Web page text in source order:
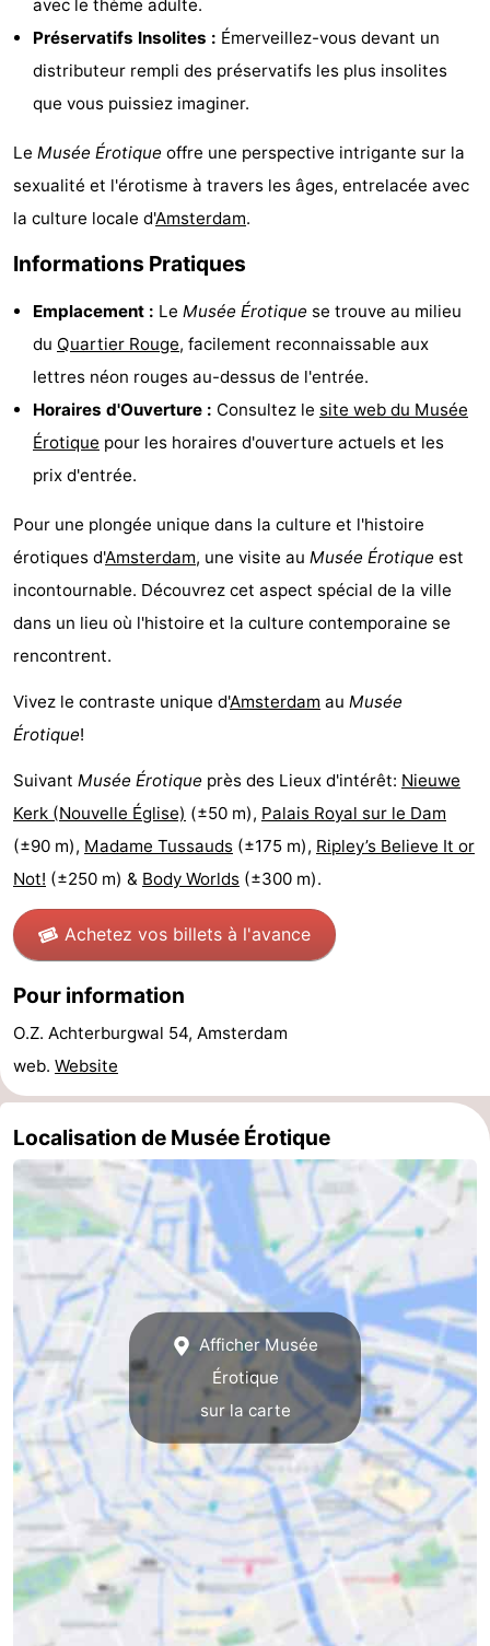
Faire
du
vélo
Randonnée
Divertissement
Vie
Nocturne
Aliments
et
Boissons
Shopping
-
Marchés
Grands
Magasins
Faire
du
Événements
Canaux
Coffeeshops
Capitale
homosexuelle
Quartier
rouge
Histoire
de
Places
le
centre
et
jardins
Parties
de
la
ville
Environs
-
Hollande
du
Nord
-
Hollande
du
Sud
Pratiques
Forum
Transports
commun
Route
Gare
Centrale
Schiphol
Eindhoven
Stationnement
Astuces
pour
Adresses
avec le thème adulte.
Préservatifs Insolites : Émerveillez-vous devant un
distributeur rempli des préservatifs les plus insolites
que vous puissiez imaginer.
Le Musée Érotique offre une perspective intrigante sur la
sexualité et l'érotisme à travers les âges, entrelacée avec
la culture locale d'Amsterdam.
Informations Pratiques
Emplacement : Le Musée Érotique se trouve au milieu
du Quartier Rouge, facilement reconnaissable aux
lettres néon rouges au-dessus de l'entrée.
Horaires d'Ouverture : Consultez le site web du Musée
Érotique pour les horaires d'ouverture actuels et les
prix d'entrée.
Pour une plongée unique dans la culture et l'histoire
érotiques d'Amsterdam, une visite au Musée Érotique est
incontournable. Découvrez cet aspect spécial de la ville
dans un lieu où l'histoire et la culture contemporaine se
rencontrent.
Vivez le contraste unique d'Amsterdam au Musée
Érotique!
Suivant Musée Érotique près des Lieux d'intérêt: Nieuwe
Kerk (Nouvelle Église) (±50 m), Palais Royal sur le Dam
(±90 m), Madame Tussauds (±175 m), Ripley’s Believe It or
Not! (±250 m) & Body Worlds (±300 m).
Achetez vos billets à l'avance
Pour information
O.Z. Achterburgwal 54, Amsterdam
web. Website
Localisation de Musée Érotique
Afficher Musée
Érotique
sur la carte